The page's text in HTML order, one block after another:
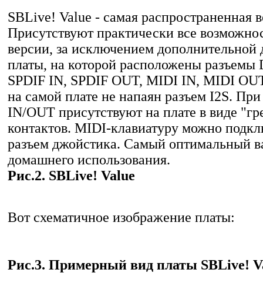
SBLive! Value - самая распространенная
Присутствуют практически все
версии, за исключением дополнительной
платы, на которой расположены
SPDIF IN, SPDIF OUT, MIDI IN, MIDI
на самой плате не напаян разъем I2S.
IN/OUT присутствуют на плате в виде
контактов. MIDI-клавиатуру можно
разъем джойстика. Самый оптимальный
домашнего использования.
Рис.2. SBLive! Value
Вот схематичное изображение платы:
Рис.3. Примерный вид платы SBLive!